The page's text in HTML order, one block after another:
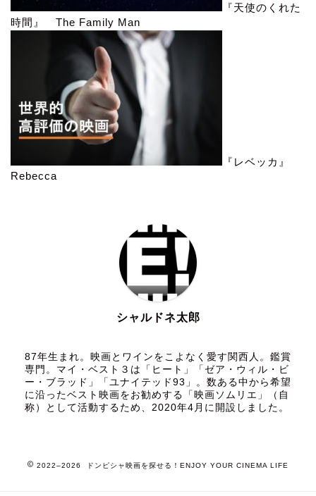
『天使のくれた
時間』 The Family Man
『レベッカ』
Rebecca
シャルドネ太郎
87年生まれ。映画とワインをこよなく愛す関西人。鑑賞
専門。マイ・ベスト３は「ヒート」「ゼア・ウィル・ビ
ー・ブラッド」「ユナイテッド93」。数ある中から希望
に沿ったベスト映画をお勧めする「映画ソムリエ」（自
称）として活動するため、2020年4月に開設しました。
2022–2026 ドンピシャ映画を探せる！ENJOY YOUR CINEMA LIFE